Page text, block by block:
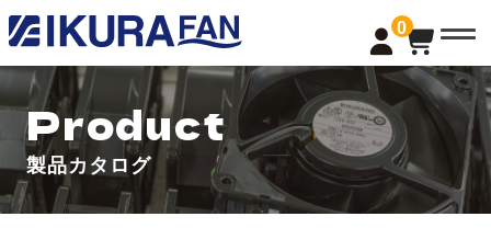
0
t
o
g
l
e
a
v
i
g
a
Product
製品カタログ